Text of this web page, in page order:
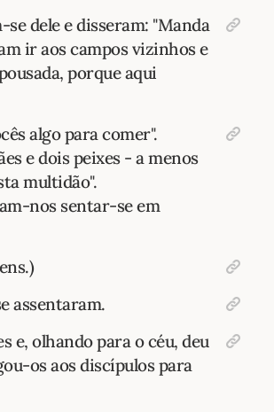
dele e disseram: "Manda
ir aos campos vizinhos e
porque aqui
algo para comer".
e dois peixes - a menos
multidão".
nos sentar-se em
assentaram.
e, olhando para o céu, deu
os aos discípulos para